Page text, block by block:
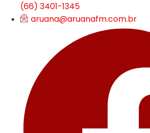
(66) 3401-1345
aruana@aruanafm.com.br